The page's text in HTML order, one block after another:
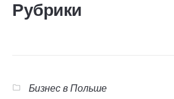
Рубрики
Бизнес в Польше